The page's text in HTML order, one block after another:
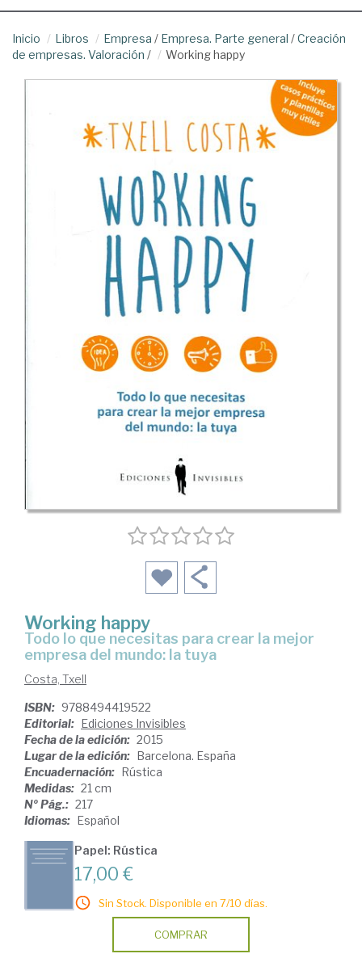
Inicio Libros Empresa / Empresa. Parte general /Creación
de empresas. Valoración / Working happy
Working happy
todo lo que necesitas para crear la mejor
empresa del mundo: la tuya
Costa, Txell
ISBN: 9788494419522
Editorial: Ediciones Invisibles
Fecha de la edición: 2015
Lugar de la edición: Barcelona. España
Encuadernación: Rústica
Medidas: 21 cm
Nº Pág.: 217
Idiomas: Español
Papel: Rústica
17,00 €
Sin Stock. Disponible en 7/10 días.
COMPRAR